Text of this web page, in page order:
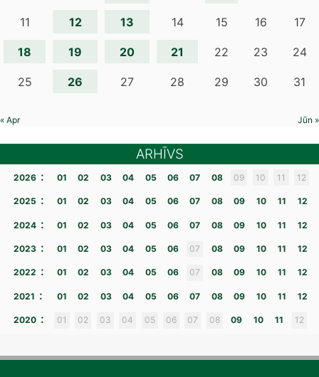
11 12 13 14 15 16 17
18 19 20 21 22 23 24
25 26 27 28 29 30 31
« Apr Jūn »
ARHĪVS
2026 : 01 02 03 04 05 06 07 08 09 10 11 12
2025 : 01 02 03 04 05 06 07 08 09 10 11 12
2024 : 01 02 03 04 05 06 07 08 09 10 11 12
2023 : 01 02 03 04 05 06 07 08 09 10 11 12
2022 : 01 02 03 04 05 06 07 08 09 10 11 12
2021 : 01 02 03 04 05 06 07 08 09 10 11 12
2020 : 01 02 03 04 05 06 07 08 09 10 11 12